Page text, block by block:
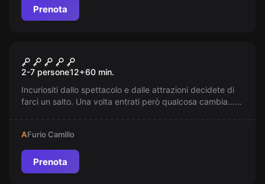
Prenota
Freak Show
2-7 persone12+60 min.
Incuriositi dallo spettacolo e dalle attrazioni decidete di
farci un salto. Una volta entrati però qualcosa cambia….
AFurio Camillo
Prenota